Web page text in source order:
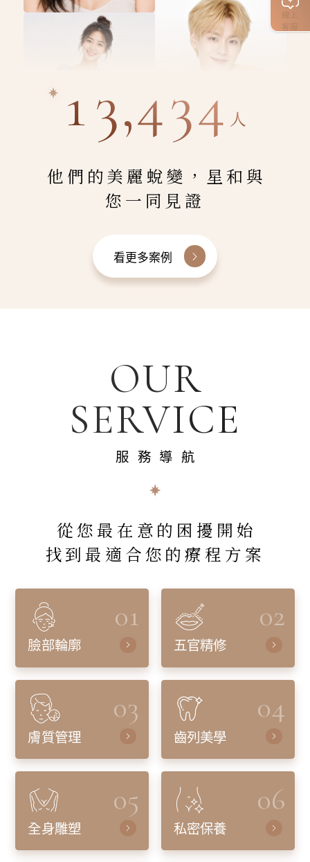
線上
客服
13,434 人
他們的美麗蛻變，星和與
您一同見證
看更多案例
OUR
SERVICE
服務導航
從您最在意的困擾開始
找到最適合您的療程方案
01
臉部輪廓
02
五官精修
03
膚質管理
04
齒列美學
05
全身雕塑
06
私密保養